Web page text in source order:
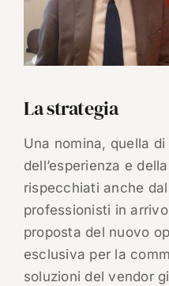
La strategia
Una nomina, quella
dell’esperienza e
rispecchiati anche
professionisti in
proposta del nuovo
esclusiva per la
soluzioni del vendor